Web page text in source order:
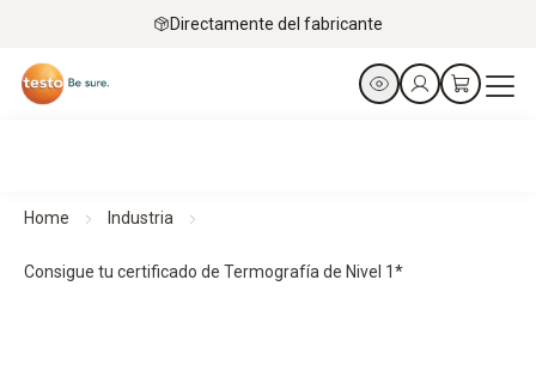
Directamente del fabricante
Home Industria
Consigue tu certificado de Termografía de Nivel 1*